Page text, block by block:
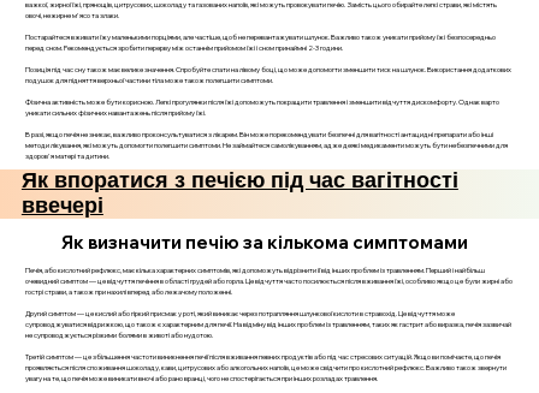
важкої, жирної їжі, прянощів, цитрусових, шоколаду та газованих напоїв, які можуть провокувати печію. Замість цього обирайте легкі страви, які містять
овочі, нежирне м'ясо та злаки.
Постарайтеся вживати їжу маленькими порціями, але частіше, щоб не перевантажувати шлунок. Важливо також уникати прийому їжі безпосередньо
перед сном. Рекомендується зробити перерву між останнім прийомом їжі і сном принаймні 2-3 години.
Позиція під час сну також має велике значення. Спробуйте спати на лівому боці, що може допомогти зменшити тиск на шлунок. Використання додаткових
подушок для підняття верхньої частини тіла може також полегшити симптоми.
Фізична активність може бути корисною. Легкі прогулянки після їжі допоможуть покращити травлення і зменшити відчуття дискомфорту. Однак варто
уникати сильних фізичних навантажень після прийому їжі.
В разі, якщо печія не зникає, важливо проконсультуватися з лікарем. Він може порекомендувати безпечні для вагітності антацидні препарати або інші
методи лікування, які можуть допомогти полегшити симптоми. Не займайтеся самолікуванням, адже деякі медикаменти можуть бути небезпечними для
здоров'я матері та дитини.
Як впоратися з печією під час вагітності
ввечері
Як визначити печію за кількома симптомами
Печія, або кислотний рефлюкс, має кілька характерних симптомів, які допоможуть відрізнити її від інших проблем із травленням. Перший і найбільш
очевидний симптом — це відчуття печіння в області грудей або горла. Це відчуття часто посилюється після вживання їжі, особливо якщо це були жирні або
гострі страви, а також при нахилі вперед або лежачому положенні.
Другий симптом — це кислий або гіркий присмак у роті, який виникає через потрапляння шлункової кислоти в стравохід. Це відчуття може
супроводжуватися відрижкою, що також є характерним для печії. На відміну від інших проблем із травленням, таких як гастрит або виразка, печія зазвичай
не супроводжується різкими болями в животі або нудотою.
Третій симптом — це збільшення частоти виникнення печії після вживання певних продуктів або під час стресових ситуацій. Якщо ви помічаєте, що печія
проявляється після споживання шоколаду, кави, цитрусових або алкогольних напоїв, це може свідчити про кислотний рефлюкс. Важливо також звернути
увагу на те, що печія може виникати вночі або рано вранці, чого не спостерігається при інших розладах травлення.